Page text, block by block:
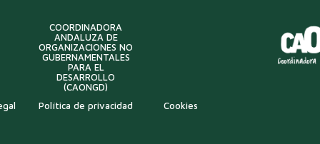
COORDINADORA
ANDALUZA DE
ORGANIZACIONES NO
GUBERNAMENTALES
PARA EL
DESARROLLO
(CAONGD)
Política de privacidad Cookies